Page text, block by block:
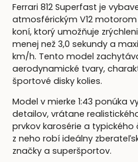
Ferrari 812 Superfast je
atmosférickým V12
koní, ktorý umožňuje
menej než 3,0 sekundy a
km/h. Tento model
aerodynamické tvary,
športové disky kolies.
Model v mierke 1:43 ponúka
detailov, vrátane
prvkov karosérie a typického
z neho robí ideálny
značky a superšportov.